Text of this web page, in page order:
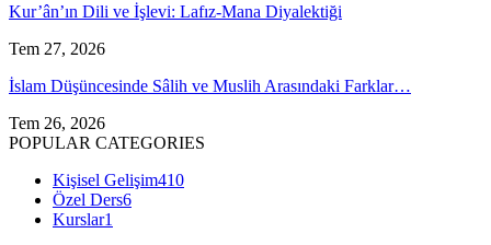
Kur’ân’ın Dili ve İşlevi: Lafız-Mana Diyalektiği
Tem 27, 2026
İslam Düşüncesinde Sâlih ve Muslih Arasındaki Farklar…
Tem 26, 2026
POPULAR CATEGORIES
Kişisel Gelişim410
Özel Ders6
Kurslar1